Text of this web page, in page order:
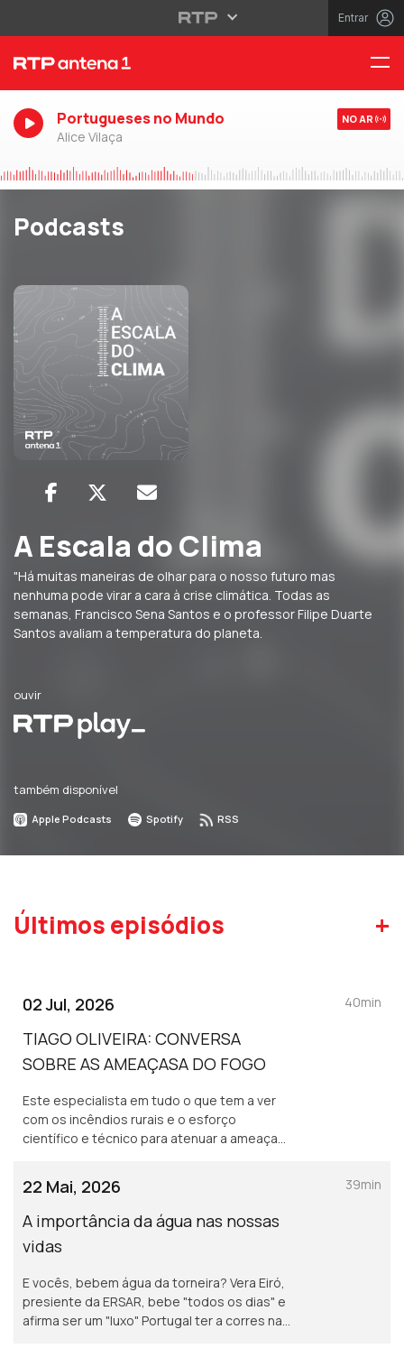
Entrar
Portugueses no Mundo
Alice Vilaça
NO AR
Podcasts
A Escala do Clima
"Há muitas maneiras de olhar para o nosso futuro mas
nenhuma pode virar a cara à crise climática. Todas as
semanas, Francisco Sena Santos e o professor Filipe Duarte
Santos avaliam a temperatura do planeta.
ouvir
também disponível
Apple Podcasts Spotify RSS
Últimos episódios +
02 Jul, 2026
TIAGO OLIVEIRA: CONVERSA
SOBRE AS AMEAÇASA DO FOGO
Este especialista em tudo o que tem a ver
com os incêndios rurais e o esforço
científico e técnico para atenuar a ameaça
políticas.
40min
22 Mai, 2026
A importância da água nas nossas
vidas
E vocês, bebem água da torneira? Vera Eiró,
presiente da ERSAR, bebe "todos os dias" e
afirma ser um "luxo" Portugal ter a corres nas
39min